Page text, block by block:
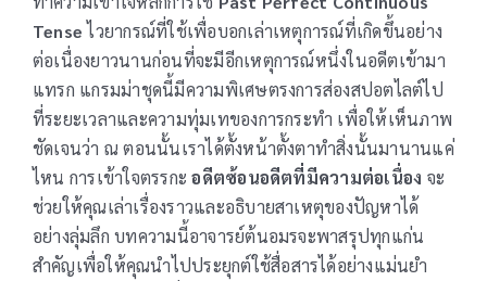
Tenseไวยากรณ์ที่ใช้เพื่อบอกเล่าเหตุการณ์ที่เกิดขึ้นอย่าง
ต่อเนื่องยาวนานก่อนที่จะมีอีกเหตุการณ์หนึ่งในอดีตเข้ามา
แทรก แกรมม่าชุดนี้มีความพิเศษตรงการส่องสปอตไลต์ไป
ที่ระยะเวลาและความทุ่มเทของการกระทำ เพื่อให้เห็นภาพ
ชัดเจนว่า ณ ตอนนั้นเราได้ตั้งหน้าตั้งตาทำสิ่งนั้นมานานแค่
ไหน การเข้าใจตรรกะอดีตซ้อนอดีตที่มีความต่อเนื่อง จะ
ช่วยให้คุณเล่าเรื่องราวและอธิบายสาเหตุของปัญหาได้
อย่างลุ่มลึก บทความนี้อาจารย์ต้นอมรจะพาสรุปทุกแก่น
สำคัญเพื่อให้คุณนำไปประยุกต์ใช้สื่อสารได้อย่างแม่นยำ